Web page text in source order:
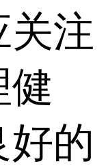
关注
健
好的